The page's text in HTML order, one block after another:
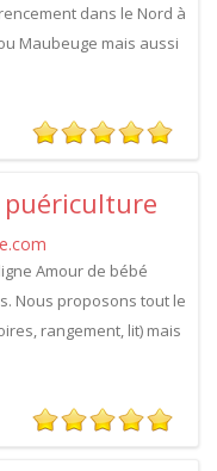
dans le Nord à
Maubeuge mais aussi
Amour de bébé
Nous proposons tout le
rangement, lit) mais